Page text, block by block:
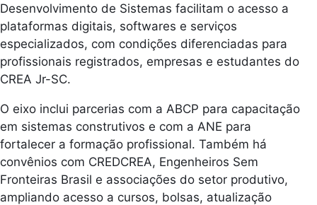
Desenvolvimento de Sistemas facilitam o acesso a
plataformas digitais, softwares e serviços
especializados, com condições diferenciadas para
profissionais registrados, empresas e estudantes do
CREA Jr-SC.
O eixo inclui parcerias com a ABCP para capacitação
em sistemas construtivos e com a ANE para
fortalecer a formação profissional. Também há
convênios com CREDCREA, Engenheiros Sem
Fronteiras Brasil e associações do setor produtivo,
ampliando acesso a cursos, bolsas, atualização